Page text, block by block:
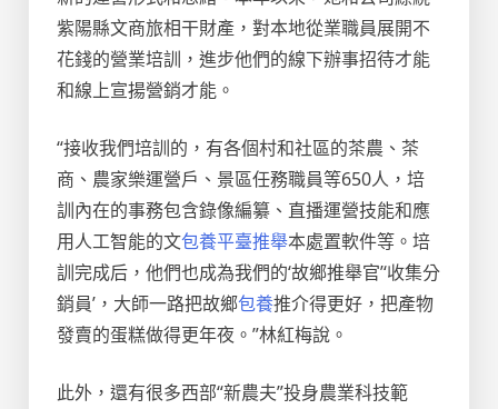
紫陽縣文商旅相干財產，對本地從業職員展開不
花錢的營業培訓，進步他們的線下辦事招待才能
和線上宣揚營銷才能。
“接收我們培訓的，有各個村和社區的茶農、茶
商、農家樂運營戶、景區任務職員等650人，培
訓內在的事務包含錄像編纂、直播運營技能和應
用人工智能的文包養平臺推舉本處置軟件等。培
訓完成后，他們也成為我們的‘故鄉推舉官’‘收集分
銷員’，大師一路把故鄉包養推介得更好，把產物
發賣的蛋糕做得更年夜。”林紅梅說。
此外，還有很多西部“新農夫”投身農業科技範